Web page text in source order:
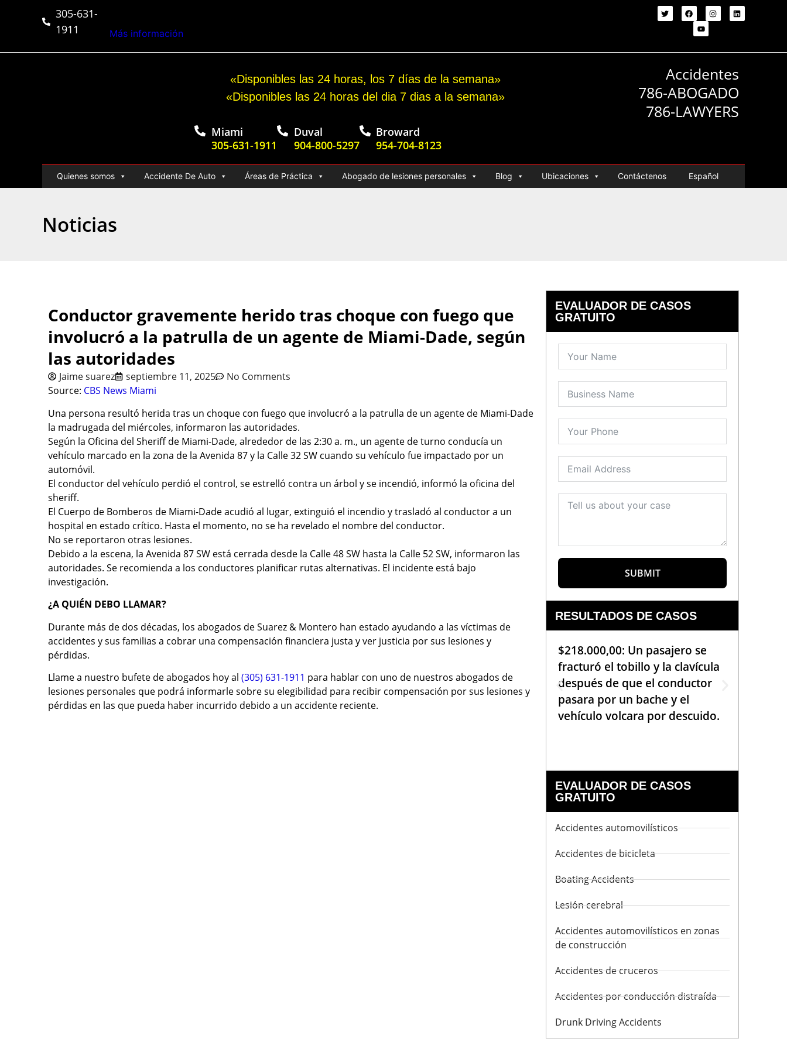
305-631-
1911
Más información
«Disponibles las 24 horas, los 7 días de la semana»
«Disponibles las 24 horas del dia 7 dias a la semana»
Miami
305-631-1911
Duval
904-800-5297
Broward
954-704-8123
Accidentes
786-ABOGADO
786-LAWYERS
Quienes somos Accidente De Auto Áreas de Práctica Abogado de lesiones personales Blog Ubicaciones Contáctenos Español
Noticias
Conductor gravemente herido tras choque con fuego que
involucró a la patrulla de un agente de Miami-Dade, según
las autoridades
Jaime suarez septiembre 11, 2025
No Comments
Source: CBS News Miami
Una persona resultó herida tras un choque con fuego que involucró a la patrulla de un agente de Miami-Dade
la madrugada del miércoles, informaron las autoridades.
Según la Oficina del Sheriff de Miami-Dade, alrededor de las 2:30 a. m., un agente de turno conducía un
vehículo marcado en la zona de la Avenida 87 y la Calle 32 SW cuando su vehículo fue impactado por un
automóvil.
El conductor del vehículo perdió el control, se estrelló contra un árbol y se incendió, informó la oficina del
sheriff.
El Cuerpo de Bomberos de Miami-Dade acudió al lugar, extinguió el incendio y trasladó al conductor a un
hospital en estado crítico. Hasta el momento, no se ha revelado el nombre del conductor.
No se reportaron otras lesiones.
Debido a la escena, la Avenida 87 SW está cerrada desde la Calle 48 SW hasta la Calle 52 SW, informaron las
autoridades. Se recomienda a los conductores planificar rutas alternativas. El incidente está bajo
investigación.
¿A QUIÉN DEBO LLAMAR?
Durante más de dos décadas, los abogados de Suarez & Montero han estado ayudando a las víctimas de
accidentes y sus familias a cobrar una compensación financiera justa y ver justicia por sus lesiones y
pérdidas.
Llame a nuestro bufete de abogados hoy al (305) 631-1911 para hablar con uno de nuestros abogados de
lesiones personales que podrá informarle sobre su elegibilidad para recibir compensación por sus lesiones y
pérdidas en las que pueda haber incurrido debido a un accidente reciente.
EVALUADOR DE CASOS
GRATUITO
SUBMIT
RESULTADOS DE CASOS
$218.000,00: Un pasajero se
fracturó el tobillo y la clavícula
después de que el conductor
pasara por un bache y el
vehículo volcara por descuido.
EVALUADOR DE CASOS
GRATUITO
Accidentes automovilísticos
Accidentes de bicicleta
Boating Accidents
Lesión cerebral
Accidentes automovilísticos en zonas
de construcción
Accidentes de cruceros
Accidentes por conducción distraída
Drunk Driving Accidents